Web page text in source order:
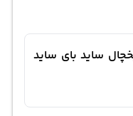
ساید بای ساید